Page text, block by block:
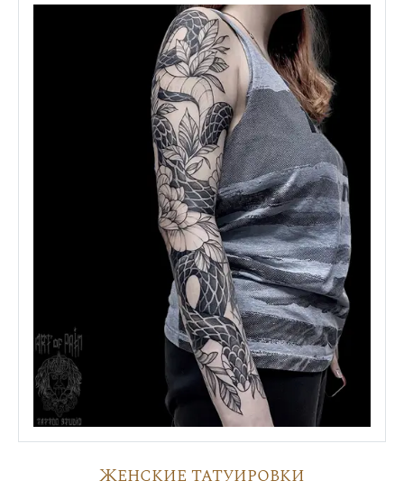
Женские татуировки